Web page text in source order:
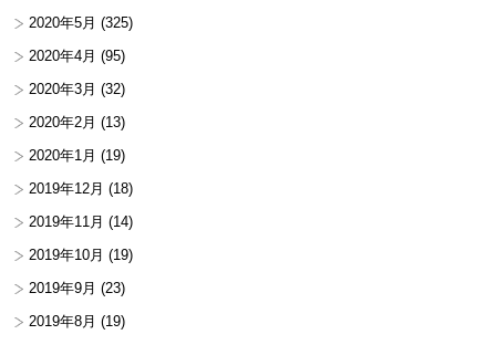
2020年5月 (325)
2020年4月 (95)
2020年3月 (32)
2020年2月 (13)
2020年1月 (19)
2019年12月 (18)
2019年11月 (14)
2019年10月 (19)
2019年9月 (23)
2019年8月 (19)